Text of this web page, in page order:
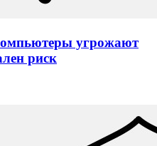
закрылись в 2026
критической